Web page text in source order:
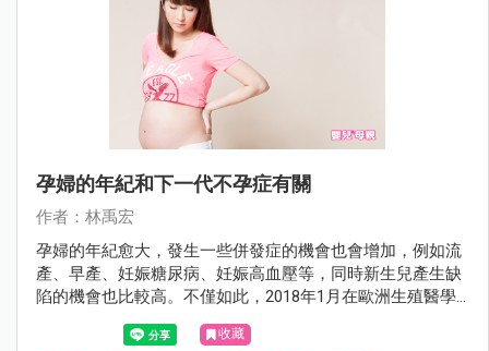
孕婦的年紀和下一代不孕症有關
作者：林禹宏
孕婦的年紀愈大，發生一些併發症的機會也會增加，例如流
產、早產、妊娠糖尿病、妊娠高血壓等，同時新生兒產生缺
陷的機會也比較高。不僅如此，2018年1月在歐洲生殖醫學
會期刊（Human Reproduction）有一項研究發現，如果生產
的年紀愈大，將來下一代不孕的機會也愈高。
收藏